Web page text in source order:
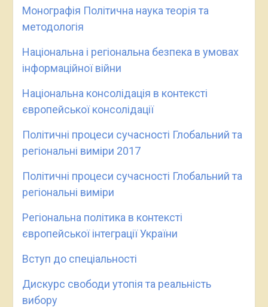
Монографія Політична наука теорія та
методологія
Національна і регіональна безпека в умовах
інформаційної війни
Національна консолідація в контексті
європейської консолідації
Політичні процеси сучасності Глобальний та
регіональні виміри 2017
Політичні процеси сучасності Глобальний та
регіональні виміри
Регіональна політика в контексті
європейської інтеграції України
Вступ до спеціальності
Дискурс свободи утопія та реальність
вибору